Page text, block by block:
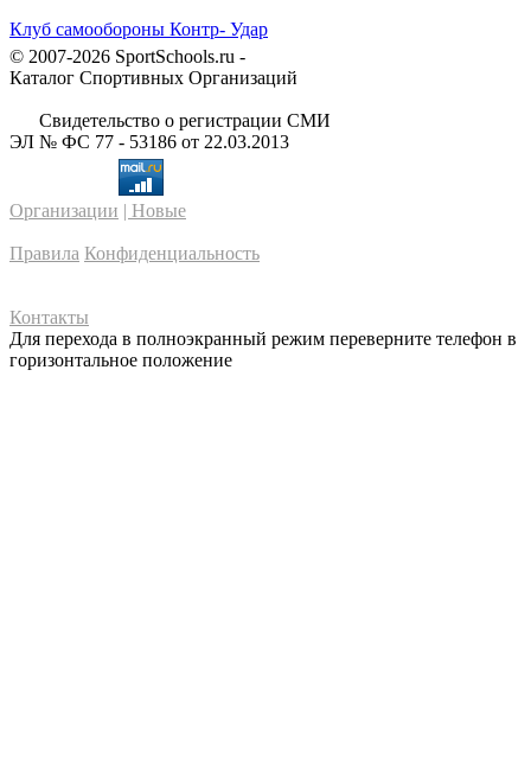
Клуб самообороны Контр- Удар
© 2007-2026 SportSchools.ru -
Каталог Спортивных Организаций
Свидетельство о регистрации СМИ
ЭЛ № ФС 77 - 53186 от 22.03.2013
Организации | Новые
Правила Конфиденциальность
Контакты
Для перехода в полноэкранный режим переверните телефон в
горизонтальное положение